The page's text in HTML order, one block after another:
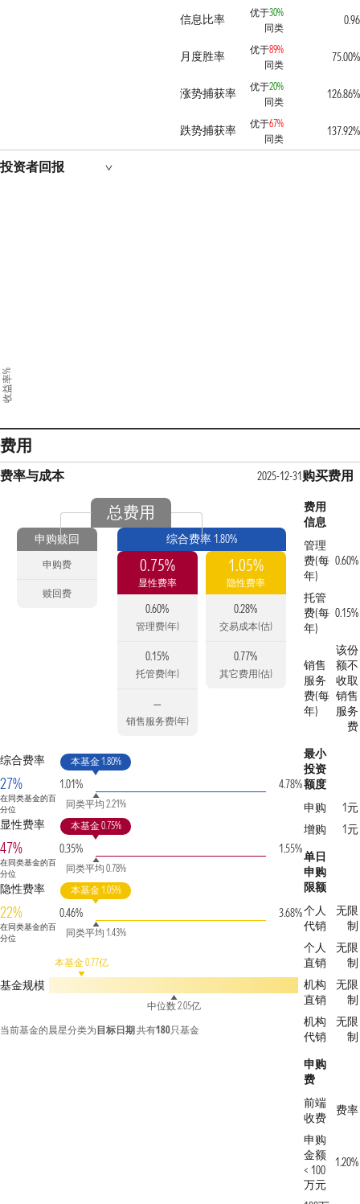
信息比率 优于30%
同类
0.96
月度胜率 优于89%
同类
75.00%
涨势捕获率 优于20%
同类
126.86%
跌势捕获率 优于67%
同类
137.92%
投资者回报
收益率%
费用
费率与成本 2025-12-31
总费用
申购赎回
申购费
赎回费
综合费率 1.80%
0.75%
显性费率
0.60%
管理费(年)
0.15%
托管费(年)
—
销售服务费(年)
1.05%
隐性费率
0.28%
交易成本(估)
0.77%
其它费用(估)
综合费率
27%
在同类基金的百
分位
1.01%
本基金 1.80%
同类平均 2.21%
4.78%
显性费率
47%
在同类基金的百
分位
0.35%
本基金 0.75%
同类平均 0.78%
1.55%
隐性费率
22%
在同类基金的百
分位
0.46%
本基金 1.05%
同类平均 1.43%
3.68%
基金规模
本基金 0.77亿
中位数 2.05亿
当前基金的晨星分类为 目标日期共有180只基金
购买费用
费用
信息
管理
费(每
年)
0.60%
托管
费(每
年)
0.15%
销售
服务
费(每
年)
该份
额不
收取
销售
服务
费
最小
投资
额度
申购
1元
增购
1元
单日
申购
限额
个人
代销
无限
制
个人
直销
无限
制
机构
直销
无限
制
机构
代销
无限
制
申购
费
前端
收费
费率
申购
金额
< 100
万元
1.20%